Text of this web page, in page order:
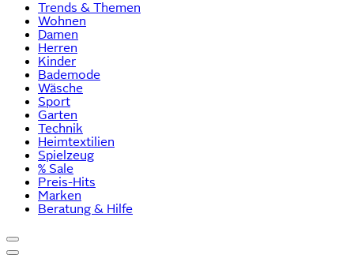
Trends & Themen
Wohnen
Damen
Herren
Kinder
Bademode
Wäsche
Sport
Garten
Technik
Heimtextilien
Spielzeug
% Sale
Preis-Hits
Marken
Beratung & Hilfe